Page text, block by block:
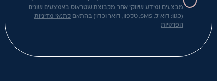
מבצעים ומידע שיווקי אחר מקבוצת שטראוס באמצעים שונים
(כגון: דוא"ל, SMS, טלפון, דואר וכדו') בהתאם
לתנאי מדיניות
הפרטיות